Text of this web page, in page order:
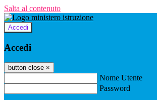
Salta al contenuto
Accedi
Accedi
button close ×
Nome Utente
Password